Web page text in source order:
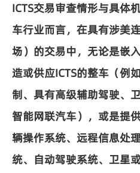
ICTS交易审查情形与具体
车行业而言，在具有涉美
场）的交易中，无论是嵌
造或供应ICTS的整车（例
制、具有高级辅助驾驶、
智能网联汽车），或是提
辆操作系统、远程信息处
统、自动驾驶系统、卫星